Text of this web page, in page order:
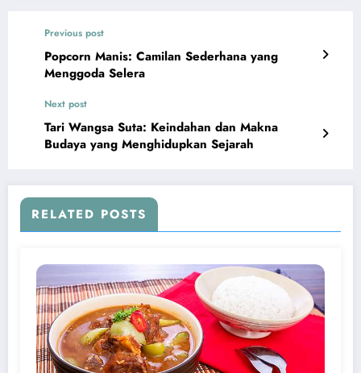
Previous post
Popcorn Manis: Camilan Sederhana yang
Menggoda Selera
Next post
Tari Wangsa Suta: Keindahan dan Makna
Budaya yang Menghidupkan Sejarah
RELATED POSTS